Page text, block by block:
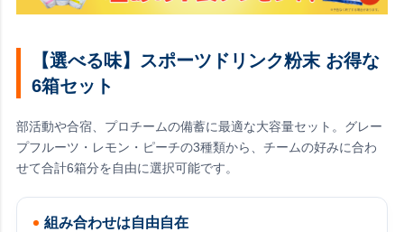
【選べる味】スポーツドリンク粉末 お得な
6箱セット
部活動や合宿、プロチームの備蓄に最適な大容量セット。グレー
プフルーツ・レモン・ピーチの3種類から、チームの好みに合わ
せて合計6箱分を自由に選択可能です。
組み合わせは自由自在